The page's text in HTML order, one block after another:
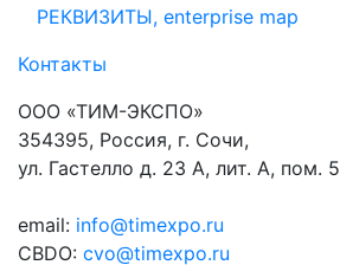
РЕКВИЗИТЫ, enterprise map
Контакты
ООО «ТИМ-ЭКСПО»
354395, Россия, г. Сочи,
ул. Гастелло д. 23 А, лит. А, пом. 5
email: info@timexpo.ru
CBDO: cvo@timexpo.ru